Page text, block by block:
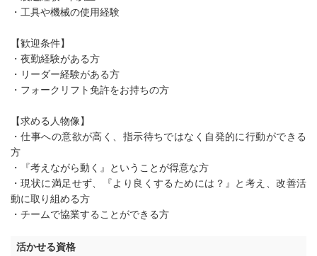
・工具や機械の使用経験
【歓迎条件】
・夜勤経験がある方
・リーダー経験がある方
・フォークリフト免許をお持ちの方
【求める人物像】
・仕事への意欲が高く、指示待ちではなく自発的に行動ができる
方
・『考えながら動く』ということが得意な方
・現状に満足せず、『より良くするためには？』と考え、改善活
動に取り組める方
・チームで協業することができる方
活かせる資格